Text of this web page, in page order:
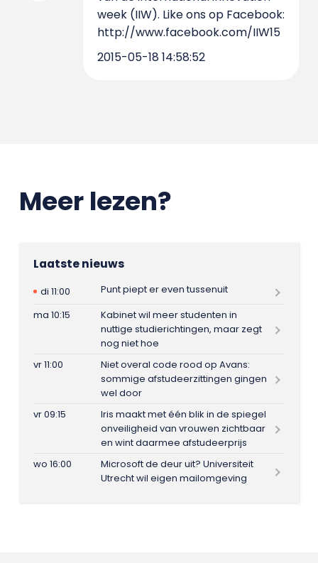
week (IIW). Like ons op Facebook:
http://www.facebook.com/IIW15
2015-05-18 14:58:52
Meer lezen?
Laatste nieuws
di 11:00
Punt piept er even tussenuit
ma 10:15
Kabinet wil meer studenten in
nuttige studierichtingen, maar zegt
nog niet hoe
vr 11:00
Niet overal code rood op Avans:
sommige afstudeerzittingen gingen
wel door
vr 09:15
Iris maakt met één blik in de spiegel
onveiligheid van vrouwen zichtbaar
en wint daarmee afstudeerprijs
wo 16:00
Microsoft de deur uit? Universiteit
Utrecht wil eigen mailomgeving